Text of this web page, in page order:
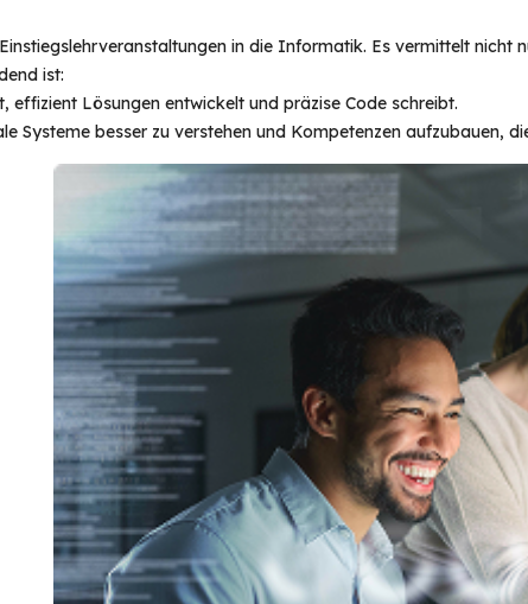
in die Informatik. Es vermittelt nicht
ist:
effizient Lösungen entwickelt und präzise Code schreibt.
Systeme besser zu verstehen und Kompetenzen aufzubauen,